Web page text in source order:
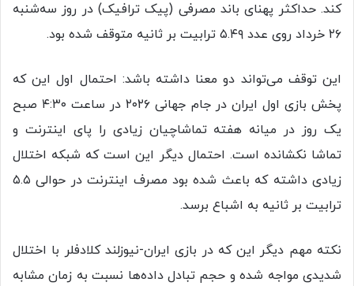
کند. حداکثر پهنای باند مصرفی (پیک ترافیک) در روز سه‌شنبه
۲۶ خرداد روی عدد ۵.۴۹ ترابیت بر ثانیه متوقف شده بود.
این توقف می‌تواند دو معنا داشته باشد: احتمال اول این که
پخش بازی اول ایران در جام جهانی ۲۰۲۶ در ساعت ۴:۳۰ صبح
یک روز در میانه هفته تماشاچیان زیادی را پای اینترنت و
تماشا نکشانده است. احتمال دیگر این است که شبکه اختلال
زیادی داشته که باعث شده بود مصرف اینترنت در حوالی ۵.۵
ترابیت بر ثانیه به اشباع برسد.
نکته مهم دیگر این که در بازی ایران-نیوزلند کلادفلر با اختلال
شدیدی مواجه شده و حجم تبادل داده‌ها نسبت به زمان مشابه